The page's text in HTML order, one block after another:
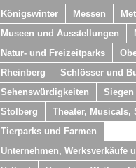
Königswinter
Messen
Museen und Ausstellungen
Natur- und Freizeitparks
Rheinberg
Schlösser und
Sehenswürdigkeiten
Siegen
Stolberg
Theater, Musicals,
Tierparks und Farmen
Unternehmen, Werksverkäufe